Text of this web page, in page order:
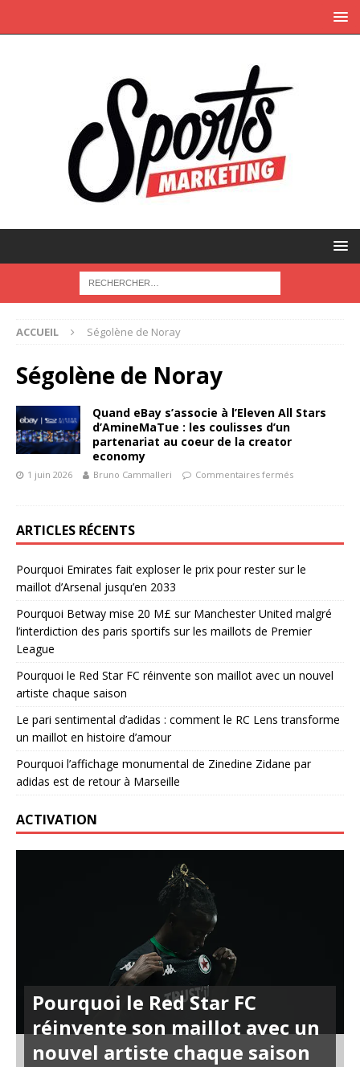
ACCUEIL Ségolène de Noray
Ségolène de Noray
Quand eBay s’associe à l’Eleven All Stars
d’AmineMaTue : les coulisses d’un
partenariat au coeur de la creator
economy
1 juin 2026 Bruno Cammalleri Commentaires fermés
ARTICLES RÉCENTS
Pourquoi Emirates fait exploser le prix pour rester sur le
maillot d’Arsenal jusqu’en 2033
Pourquoi Betway mise 20 M£ sur Manchester United malgré
l’interdiction des paris sportifs sur les maillots de Premier
League
Pourquoi le Red Star FC réinvente son maillot avec un nouvel
artiste chaque saison
Le pari sentimental d’adidas : comment le RC Lens transforme
un maillot en histoire d’amour
Pourquoi l’affichage monumental de Zinedine Zidane par
adidas est de retour à Marseille
ACTIVATION
Pourquoi le Red Star FC
réinvente son maillot avec un
nouvel artiste chaque saison